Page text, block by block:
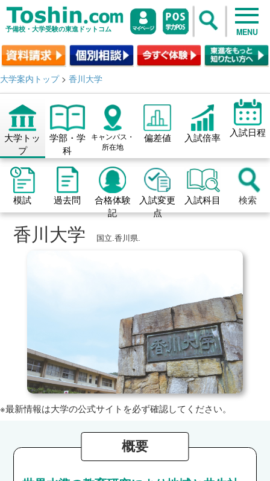
予備校・大学受験の東進ドットコム MENU
大学案内トップ> 香川大学
大学トッ
プ
学部・学
科
キャンパス・
所在地
偏差値 入試倍率 入試日程
模試 過去問
合格体験
記
入試変更
点
入試科目 検索
香川大学 国立.香川県.
※最新情報は大学の公式サイトを必ず確認してください。
概要